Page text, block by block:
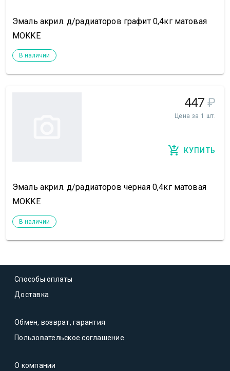
Эмаль акрил. д/радиаторов графит 0,4кг матовая
MOKKE
В наличии
447 ₽
Цена за 1 шт.
КУПИТЬ
Эмаль акрил. д/радиаторов черная 0,4кг матовая
MOKKE
В наличии
Способы оплаты
Доставка
Обмен, возврат, гарантия
Пользовательское соглашение
О компании